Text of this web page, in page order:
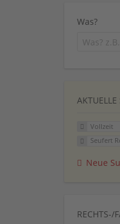
Was?
AKTUELLE
Vollzeit
Seufert
Neue
RECHTS-/